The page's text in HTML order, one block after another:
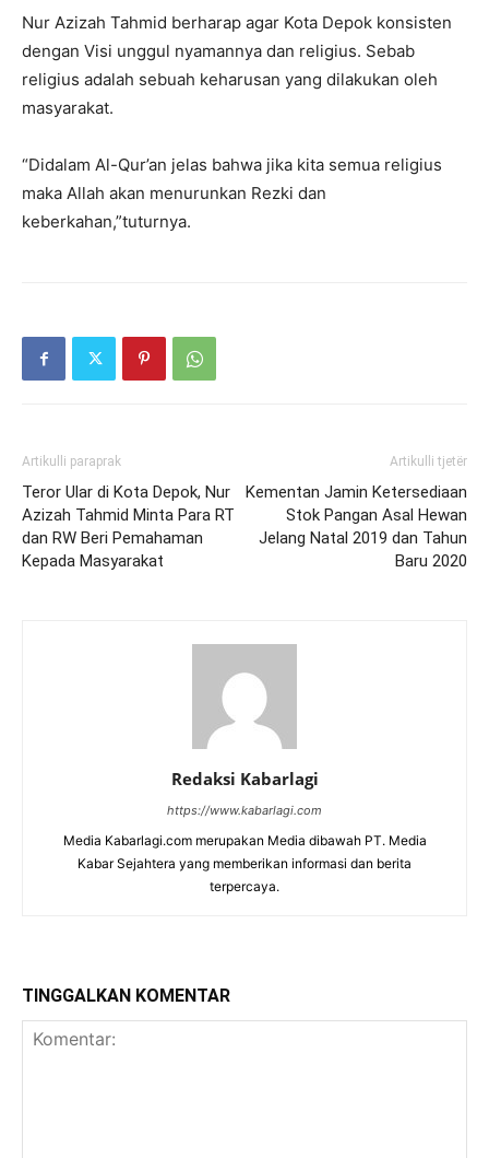
Nur Azizah Tahmid berharap agar Kota Depok konsisten
dengan Visi unggul nyamannya dan religius. Sebab
religius adalah sebuah keharusan yang dilakukan oleh
masyarakat.
“Didalam Al-Qur’an jelas bahwa jika kita semua religius
maka Allah akan menurunkan Rezki dan
keberkahan,”tuturnya.
Artikulli paraprak
Teror Ular di Kota Depok, Nur
Azizah Tahmid Minta Para RT
dan RW Beri Pemahaman
Kepada Masyarakat
Artikulli tjetër
Kementan Jamin Ketersediaan
Stok Pangan Asal Hewan
Jelang Natal 2019 dan Tahun
Baru 2020
Redaksi Kabarlagi
https://www.kabarlagi.com
Media Kabarlagi.com merupakan Media dibawah PT. Media
Kabar Sejahtera yang memberikan informasi dan berita
terpercaya.
TINGGALKAN KOMENTAR